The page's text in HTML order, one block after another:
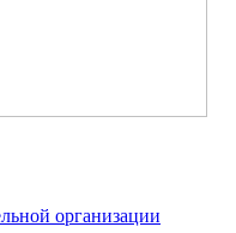
организации